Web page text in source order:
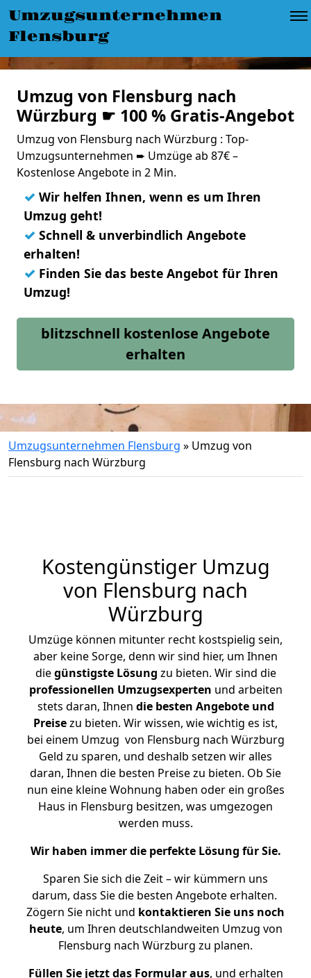
Umzugsunternehmen
Flensburg
Umzug von Flensburg nach
Würzburg ☛ 100 % Gratis-Angebot
Umzug von Flensburg nach Würzburg : Top-
Umzugsunternehmen ➨ Umzüge ab 87€ –
Kostenlose Angebote in 2 Min.
✓ Wir helfen Ihnen, wenn es um Ihren
Umzug geht!
✓ Schnell & unverbindlich Angebote
erhalten!
✓ Finden Sie das beste Angebot für Ihren
Umzug!
blitzschnell kostenlose Angebote
erhalten
Umzugsunternehmen Flensburg » Umzug von
Flensburg nach Würzburg
Kostengünstiger Umzug
von Flensburg nach
Würzburg
Umzüge können mitunter recht kostspielig sein,
aber keine Sorge, denn wir sind hier, um Ihnen
diegünstigste Lösung zu bieten. Wir sind die
professionellen Umzugsexperten und arbeiten
stets daran, Ihnen die besten Angebote und
Preisezu bieten. Wir wissen, wie wichtig es ist,
bei einem Umzug von Flensburg nach Würzburg
Geld zu sparen, und deshalb setzen wir alles
daran, Ihnen die besten Preise zu bieten. Ob Sie
nun eine kleine Wohnung haben oder ein großes
Haus in Flensburg besitzen, was umgezogen
werden muss.
Wir haben immer die perfekte Lösung für Sie.
Sparen Sie sich die Zeit – wir kümmern uns
darum, dass Sie die besten Angebote erhalten.
Zögern Sie nicht und kontaktieren Sie uns noch
heute, um Ihren deutschlandweiten Umzug von
Flensburg nach Würzburg zu planen.
Füllen Sie jetzt das Formular aus, und erhalten